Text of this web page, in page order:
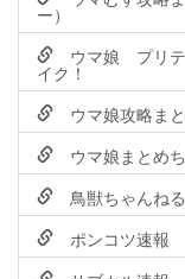
ー）
ウマ娘 プリテ
イク！
ウマ娘攻略ま
ウマ娘まとめ
鳥獣ちゃんねる
ポンコツ速報